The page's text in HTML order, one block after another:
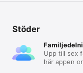
Stöder
Upp till sex
här appen